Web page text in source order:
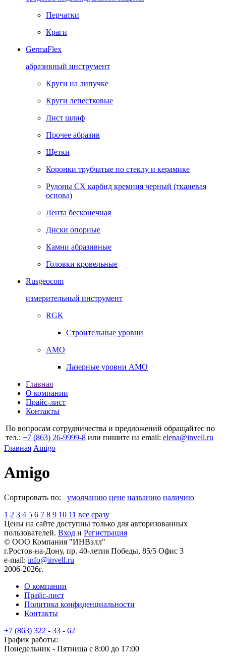
Перчатки
Краги
GermaFlex
абразивный инструмент
Круги на липучке
Круги лепестковые
Лист шлиф
Прочее абразив
Щетки
Коронки трубчатые по стеклу и керамике
Рулоны CX карбид кремния черный (тканевая
основа)
Лента бесконечная
Диски опорные
Камни абразивные
Головки кровельные
Rusgeocom
измерительный инструмент
RGK
Строительные уровни
AMO
Лазерные уровни AMO
Главная
О компании
Прайс-лист
Контакты
По вопросам сотрудничества и предложений обращайтес по
тел.: +7 (863) 26‐9999‐8 или пишите на email: elena@invell.ru
Главная Amigo
Amigo
Сортировать по: умолчанию цене названию наличию
1 2 3 4 5 6 7 8 9 10 11 все сразу
Цены на сайте доступны только для авторизованных
пользователей. Вход и Регистрация
© ООО Компания "ИНВэлл"
г.Ростов-на-Дону, пр. 40-летия Победы, 85/5 Офис 3
e-mail: info@invell.ru
2006-2026г.
О компании
Прайс-лист
Политика конфиденциальности
Контакты
+7 (863) 322 - 33 - 62
График работы:
Понедельник - Пятница с 8:00 до 17:00